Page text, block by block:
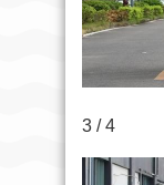
3 / 4